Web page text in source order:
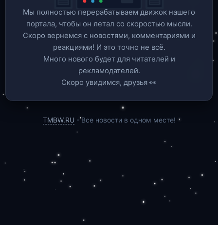
Мы полностью перерабатываем движок нашего
портала, чтобы он летал со скоростью мысли.
Скоро вернемся c новостями, комментариями и
реакциями! И это точно не всё.
Много нового будет для читателей и
рекламодателей.
Скоро увидимся, друзья 👀
TMBW.RU - Все новости в одном месте!